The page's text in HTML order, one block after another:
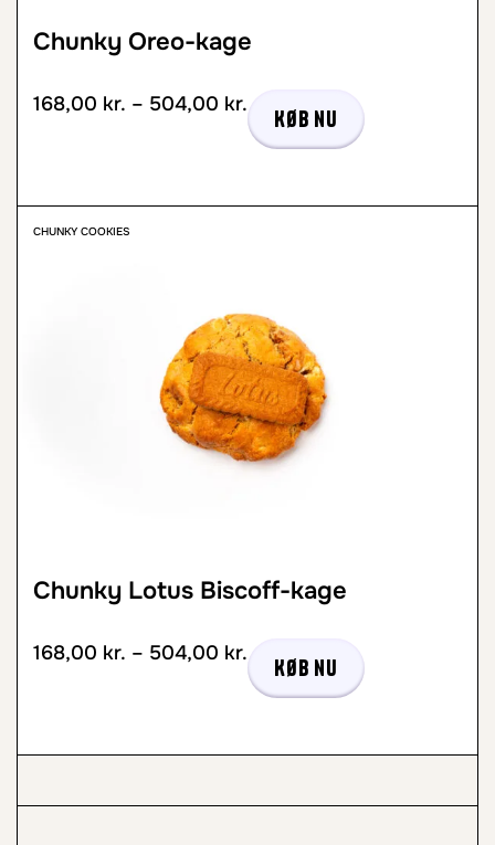
Chunky Oreo-kage
168,00 kr. – 504,00 kr.
Køb nu
CHUNKY COOKIES
Chunky Lotus Biscoff-kage
168,00 kr. – 504,00 kr.
Køb nu